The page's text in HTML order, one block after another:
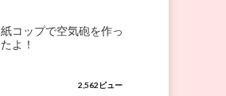
紙コップで空気砲を作っ
たよ！
2,562ビュー